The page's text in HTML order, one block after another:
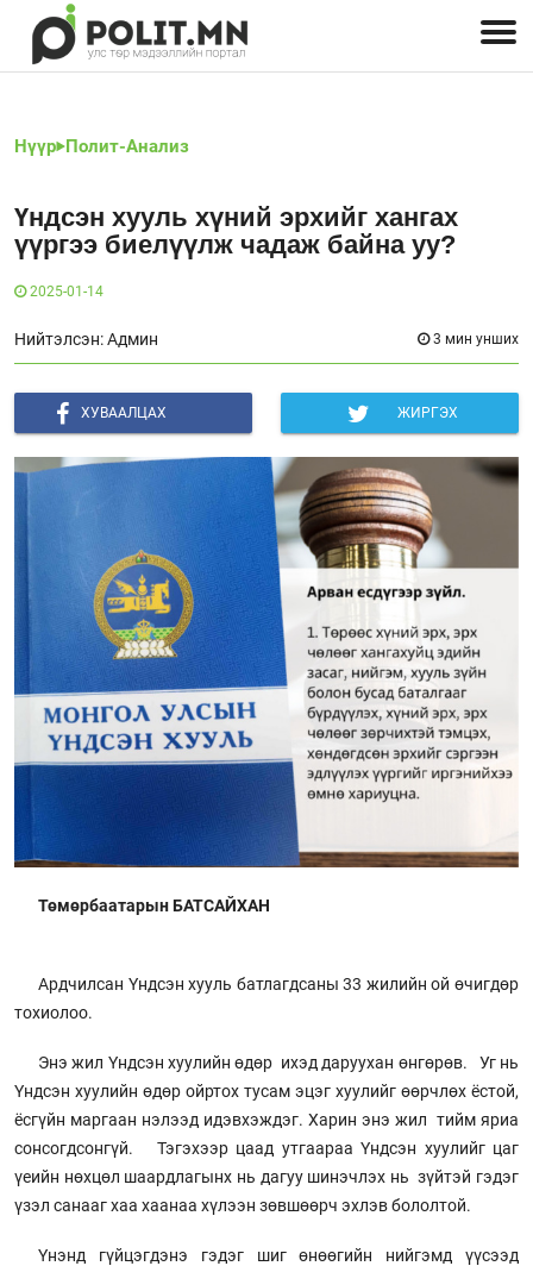
Нүүр Полит-Анализ
Үндсэн хууль хүний эрхийг хангах
үүргээ биелүүлж чадаж байна уу?
2025-01-14
Нийтэлсэн: Админ 3 мин унших
ХУВААЛЦАХ ЖИРГЭХ
Төмөрбаатарын БАТСАЙХАН
Ардчилсан Үндсэн хууль батлагдсаны 33 жилийн ой өчигдөр
тохиолоо.
Энэ жил Үндсэн хуулийн өдөр ихэд даруухан өнгөрөв. Уг нь
Үндсэн хуулийн өдөр ойртох тусам эцэг хуулийг өөрчлөх ёстой,
ёсгүйн маргаан нэлээд идэвхэждэг. Харин энэ жил тийм яриа
сонсогдсонгүй. Тэгэхээр цаад утгаараа Үндсэн хуулийг цаг
үеийн нөхцөл шаардлагынх нь дагуу шинэчлэх нь зүйтэй гэдэг
үзэл санааг хаа хаанаа хүлээн зөвшөөрч эхлэв бололтой.
Үнэнд гүйцэгдэнэ гэдэг шиг өнөөгийн нийгэмд үүсээд